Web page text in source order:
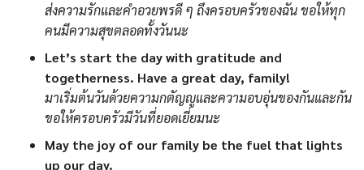
ส่งความรักและคำอวยพรดี ๆ ถึงครอบครัวของฉัน ขอให้ทุก
คนมีความสุขตลอดทั้งวันนะ
Let’s start the day with gratitude and
togetherness. Have a great day, family!
มาเริ่มต้นวันด้วยความกตัญญูและความอบอุ่นของกันและกัน
ขอให้ครอบครัวมีวันที่ยอดเยี่ยมนะ
May the joy of our family be the fuel that lights
up our day.